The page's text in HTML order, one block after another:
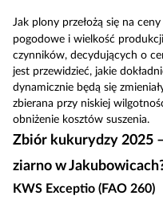
Jak plony przełożą się na
pogodowe i wielkość
czynników, decydujących o
jest przewidzieć, jakie
dynamicznie będą się
zbierana przy niskiej
obniżenie kosztów suszenia.
Zbiór kukurydzy 2025
ziarno w
KWS Exceptio (FAO 260)